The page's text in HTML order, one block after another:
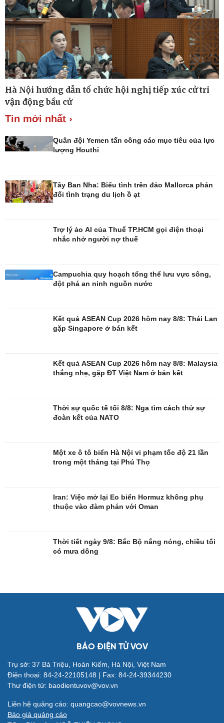
Công nghệ
Sành điệu
Tin Công nghệ
Trải nghiệm
Chuyển đổi số
Sức khỏe
Dinh dưỡng - món ngon
Cây thuốc
Sản phụ khoa
Nhi khoa
Làm đẹp - giảm cân
Tình yêu - Gia đình
Văn học
Âm nhạc
Săn Tour
Hà Nội hướng dẫn tổ chức hội nghị tiếp xúc cử tri
vận động bầu cử
Tin mới nhất ›
Quân đội Yemen tấn công các mục tiêu của lực
lượng Houthi
Tây Ban Nha: Biểu tình trên đảo Mallorca phản
đối tình trạng du lịch ồ ạt
Trợ lý ảo AI của Thuế TP.HCM gọi điện thoại
nhắc nhở người nợ thuế
Campuchia quy hoạch tổng thể lưu vực sông,
đột phá an ninh nguồn nước
Kết quả ASEAN Cup 2026 hôm nay 8/8: Thái Lan
gặp Singapore ở bán kết
Kết quả ASEAN Cup 2026 hôm nay 8/8: Malaysia
thắng nhẹ, gặp ĐT Việt Nam ở bán kết
Thời sự quốc tế tối 8/8: Nga tìm cách thử sự
đoàn kết của NATO
Một xe ô tô biển Hà Nội vi phạm tốc độ 21 lần
trong một tháng tại Phú Thọ
Iran: Việc mở lại Eo biển Hormuz không phụ
thuộc vào đàm phán với Oman
Thời tiết ngày 9/8: Bắc Bộ nắng nóng, chiều tối
có mưa dông
BÁO ĐIỆN TỬ VOV
Trụ sở: 37 Bà Triệu, Hoàn Kiếm, Hà Nội, Việt Nam
Điện thoại: 84-24-22105148 | Fax: 84-24-39344230
Thư điện tử: baodientuvov@vov.vn
Liên hệ quảng cáo: quangcao@vovnews.vn
Báo giá quảng cáo